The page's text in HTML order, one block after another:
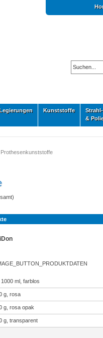
Kunststoffe
Strahl-
&
Prothesenkunststoffe
ml, farblos
g, rosa
g, rosa opak
g, transparent